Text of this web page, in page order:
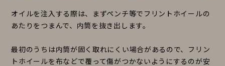
オイルを注入する際は、まずペンチ等でフリントホイールの
あたりをつまんで、内筒を抜き出します。
最初のうちは内筒が固く取れにくい場合があるので、フリン
トホイールを布などで覆って傷がつかないようにするのが安